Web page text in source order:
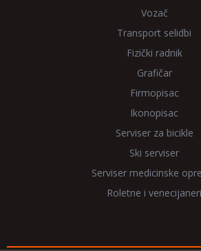
Vozač
Transport selidbi
Fizički radnik
Grafičar
Firmopisac
Ikonopisac
Serviser za bicikle
Ski serviser
Serviser medicinske
Roletne i venecijaneri